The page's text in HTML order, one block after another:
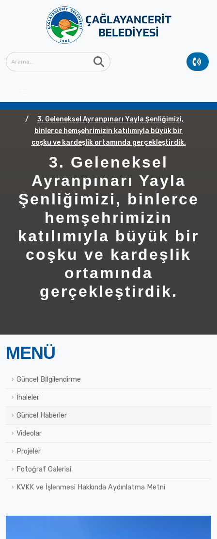
3. Geleneksel Ayranpınarı Yayla Şenliğimizi,
binlerce hemşehrimizin katılımıyla büyük bir
coşku ve kardeşlik ortamında gerçekleştirdik.
3. Geleneksel
Ayranpınarı Yayla
Şenliğimizi, binlerce
hemşehrimizin
katılımıyla büyük bir
coşku ve kardeşlik
ortamında
gerçekleştirdik.
MENÜ
Güncel Bİlgilendirme
İhaleler
Güncel Haberler
Videolar
Projeler
Fotoğraf Galerisi
KVKK ve İşlenmesi Hakkında Aydınlatma Metni